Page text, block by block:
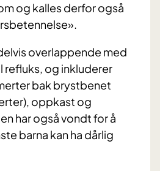
og kalles derfor også
overlappende med
og inkluderer
bak brystbenet
oppkast og
har også vondt for å
barna kan ha dårlig